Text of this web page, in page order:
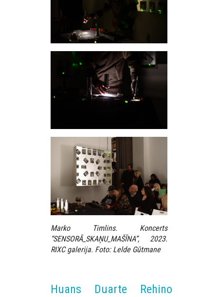
Marko Timlins. Koncerts
“SENSORĀ_SKAŅU_MAŠĪNA”, 2023.
RIXC galerija. Foto: Lelde Gūtmane
Huans Duarte Rehino